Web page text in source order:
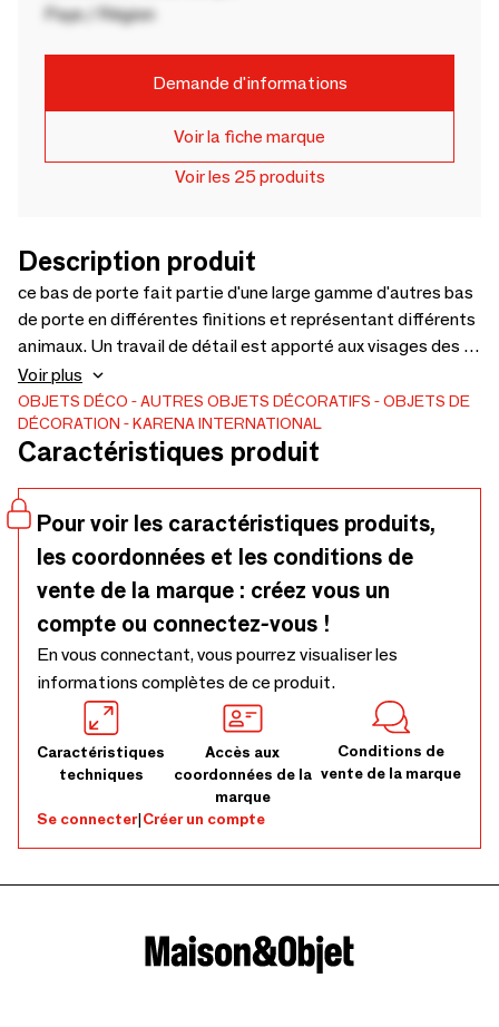
Pays / Région
Demande d'informations
Voir la fiche marque
Voir les 25 produits
Description produit
ce bas de porte fait partie d'une large gamme d'autres bas
de porte en différentes finitions et représentant différents
animaux. Un travail de détail est apporté aux visages des 8
petits hérissons et ils sont à croquer. Trop beau pour être
utilisé comme bas de porte, c'est un objet de décoration
pour toute la maison. L'article peut être accordé à un cale-
porte du même modèle !
Voir plus
OBJETS DÉCO AUTRES OBJETS DÉCORATIFS
OBJETS DE
DÉCORATION
KARENA INTERNATIONAL
Caractéristiques produit
Pour voir les caractéristiques produits,
les coordonnées et les conditions de
vente de la marque : créez vous un
compte ou connectez-vous !
En vous connectant, vous pourrez visualiser les
informations complètes de ce produit.
Caractéristiques
techniques
Accès aux
coordonnées de la
marque
Conditions de
vente de la marque
Se connecter|Créer un compte